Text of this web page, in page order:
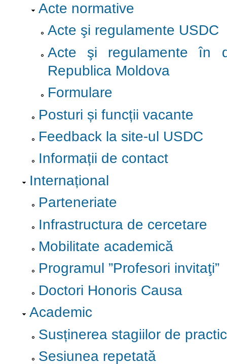
Acte normative
Acte şi regulamente USDC
Acte şi regulamente în
Republica Moldova
Formulare
Posturi și funcții vacante
Feedback la site-ul USDC
Informații de contact
Internațional
Parteneriate
Infrastructura de cercetare
Mobilitate academică
Programul ”Profesori invitaţi”
Doctori Honoris Causa
Academic
Susținerea stagiilor de
Sesiunea repetată